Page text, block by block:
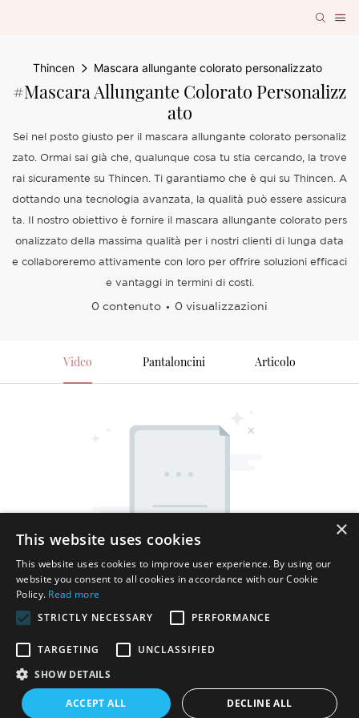
Thincen Mascara allungante colorato personalizzato
#Mascara Allungante Colorato Personalizz
Ato
Sei nel posto giusto per il mascara allungante colorato personaliz
zato. Ormai sai già che, qualunque cosa tu stia cercando, la trove
rai sicuramente su Thincen. Ti garantiamo che è qui su Thincen. A
dottando una tecnologia avanzata, la qualità può essere assicura
ta. Il nostro obiettivo è fornire il mascara allungante colorato pers
onalizzato della massima qualità per i nostri clienti di lunga data
e collaboreremo attivamente con loro per offrire soluzioni efficaci
e vantaggi in termini di costi.
0 contenuto 0 visualizzazioni
Video Pantaloncini Articolo
Copyright © 2026 Shenzhen Thincen Technology Co., Ltd. -
www.thincen.com | Mappa del sito
×
This website uses cookies
This website uses cookies to improve user experience. By using our
website you consent to all cookies in accordance with our Cookie
Policy. Read more
STRICTLY NECESSARY
PERFORMANCE
TARGETING
UNCLASSIFIED
SHOW DETAILS
ACCEPT ALL DECLINE ALL